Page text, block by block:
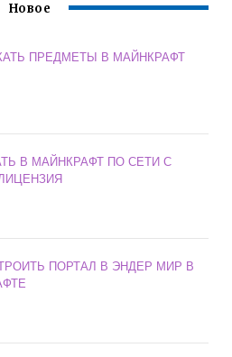
Новое
ПРЕДМЕТЫ В МАЙНКРАФТ
В МАЙНКРАФТ ПО СЕТИ С
ПОРТАЛ В ЭНДЕР МИР В